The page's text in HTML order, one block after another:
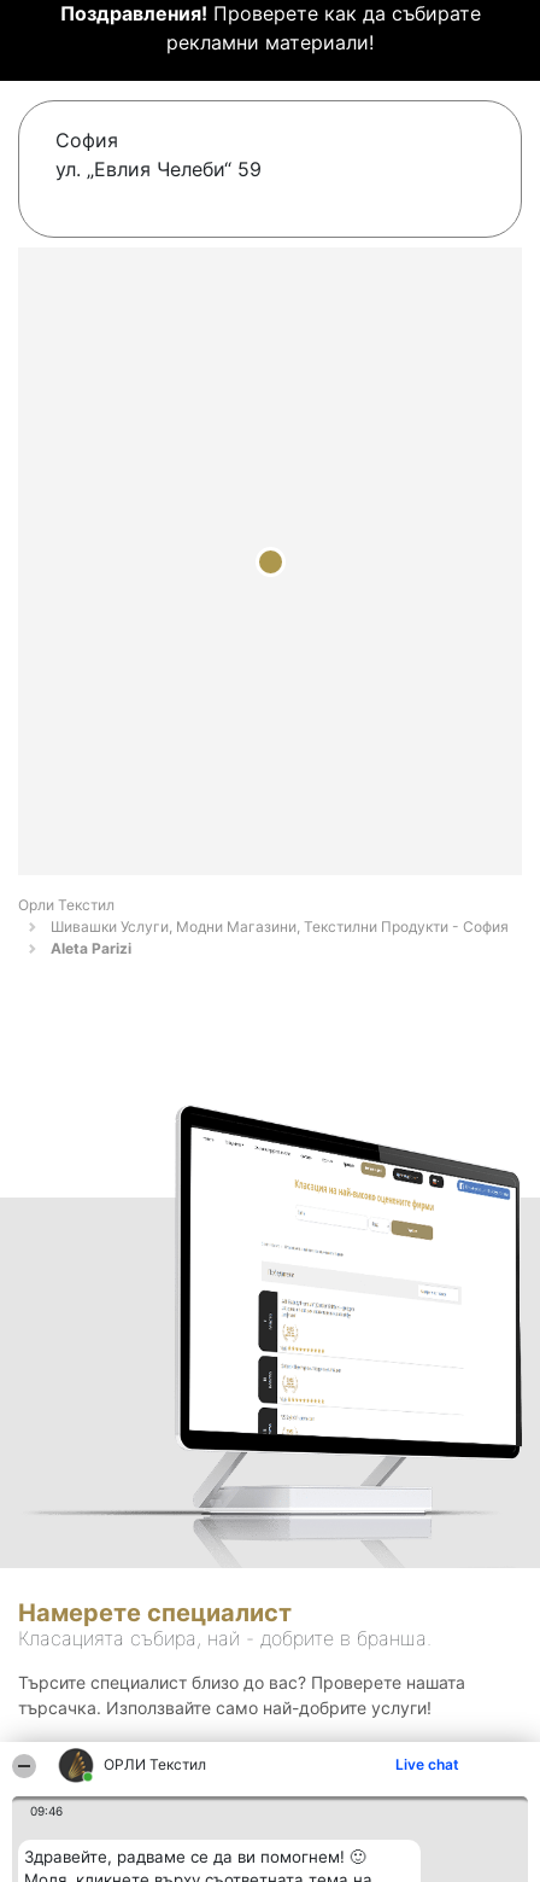
ОРЛИ Текстил Live chat
09:46
Здравейте, радваме се да ви помогнем! 🙂
Поздравления! Проверете как да събирате
рекламни материали!
София
ул. „Евлия Челеби“ 59
Орли Текстил
Шивашки Услуги, Модни Магазини, Текстилни Продукти - София
Aleta Parizi
Намерете специалист
Класацията събира, най - добрите в бранша.
Търсите специалист близо до вас? Проверете нашата
търсачка. Използвайте само най-добрите услуги!